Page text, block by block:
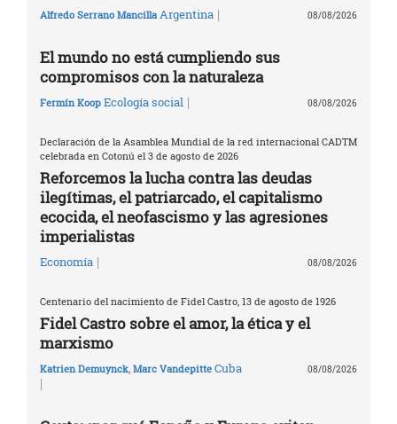
Alfredo Serrano Mancilla Argentina | 08/08/2026
El mundo no está cumpliendo sus
compromisos con la naturaleza
Fermín Koop Ecología social | 08/08/2026
Declaración de la Asamblea Mundial de la red internacional CADTM
celebrada en Cotonú el 3 de agosto de 2026
Reforcemos la lucha contra las deudas
ilegítimas, el patriarcado, el capitalismo
ecocida, el neofascismo y las agresiones
imperialistas
Economía | 08/08/2026
Centenario del nacimiento de Fidel Castro, 13 de agosto de 1926
Fidel Castro sobre el amor, la ética y el
marxismo
Katrien Demuynck, Marc Vandepitte Cuba
|
08/08/2026